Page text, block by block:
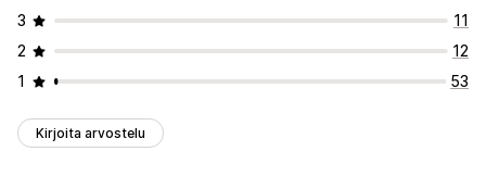
3
11
2
12
1
53
Kirjoita arvostelu